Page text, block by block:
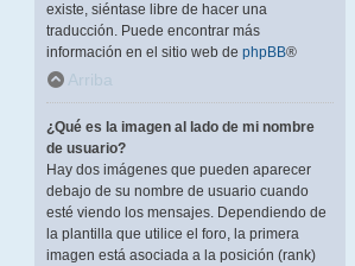
existe, siéntase libre de hacer una
traducción. Puede encontrar más
información en el sitio web de phpBB®
Arriba
¿Qué es la imagen al lado de mi nombre
de usuario?
Hay dos imágenes que pueden aparecer
debajo de su nombre de usuario cuando
esté viendo los mensajes. Dependiendo de
la plantilla que utilice el foro, la primera
imagen está asociada a la posición (rank)